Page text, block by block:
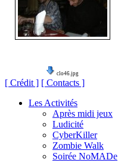
clo46.jpg
[ Crédit ] [ Contacts ]
Les Activités
Après midi jeux
Ludicité
CyberKiller
Zombie Walk
Soirée NoMADe